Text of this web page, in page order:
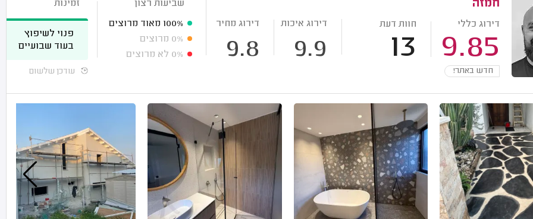
חמזה
דירוג כללי
9.85
חוות דעת
13
דירוג איכות
9.9
דירוג מחיר
9.8
חדש באתר!
שביעות רצון
100% מאוד מרוצים
0% מרוצים
0% לא מרוצים
זמינות
פנוי לשיפוץ
בעוד שבועיים
עודכן שלשום